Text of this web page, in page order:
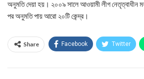
অনুমতি দেয়া হয়। ২০০৯ সালে আওয়ামী লীগ নেতৃত্বাধীন
পর অনুমতি পায় আরো ২০টি কেন্দ্র।
Share Facebook Twitter